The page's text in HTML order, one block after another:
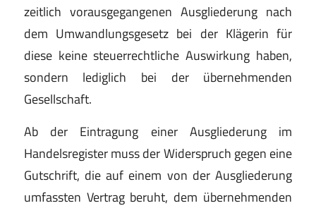
zeitlich vorausgegangenen Ausgliederung nach
dem Umwandlungsgesetz bei der Klägerin für
diese keine steuerrechtliche Auswirkung haben,
sondern lediglich bei der übernehmenden
Gesellschaft.
Ab der Eintragung einer Ausgliederung im
Handelsregister muss der Widerspruch gegen eine
Gutschrift, die auf einem von der Ausgliederung
umfassten Vertrag beruht, dem übernehmenden